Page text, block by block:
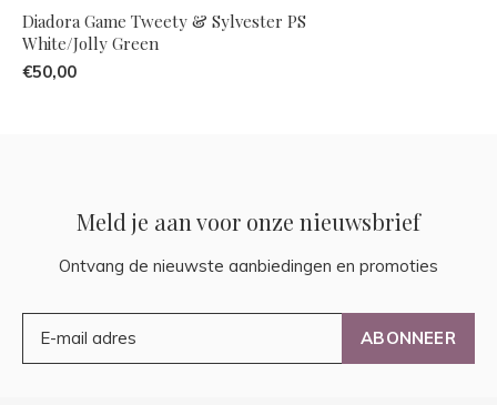
Diadora Game Tweety & Sylvester PS
White/Jolly Green
€50,00
Meld je aan voor onze nieuwsbrief
Ontvang de nieuwste aanbiedingen en promoties
ABONNEER